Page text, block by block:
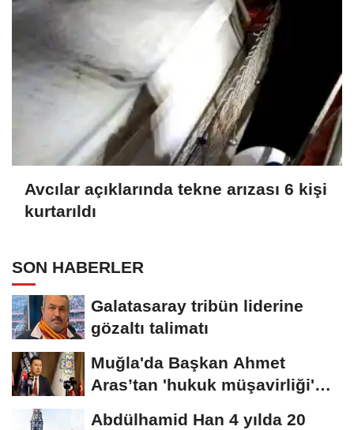
Avcılar açıklarında tekne arızası 6 kişi
kurtarıldı
SON HABERLER
Galatasaray tribün liderine
gözaltı talimatı
Muğla'da Başkan Ahmet
Aras’tan 'hukuk müşavirliği'
Abdülhamid Han 4 yılda 20